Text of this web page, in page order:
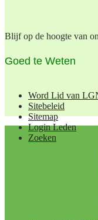
Blijf op de hoogte van
Goed te Weten
Word Lid van
Sitebeleid
Sitemap
Login Leden
Zoeken